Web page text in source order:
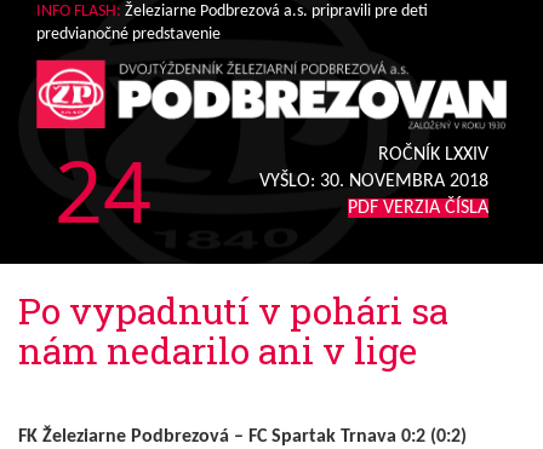
INFO FLASH: Železiarne Podbrezová a.s. pripravili pre deti
predvianočné predstavenie
24
ROČNÍK LXXIV
VYŠLO: 30. NOVEMBRA 2018
PDF VERZIA ČÍSLA
Po vypadnutí v pohári sa
nám nedarilo ani v lige
FK Železiarne Podbrezová – FC Spartak Trnava 0:2 (0:2)